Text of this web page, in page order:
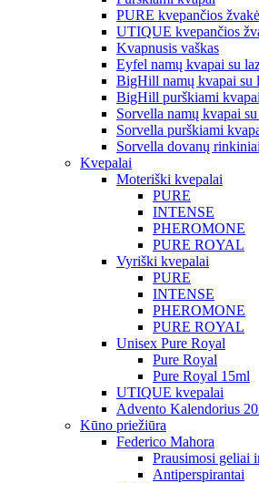
PURE kvepančios
UTIQUE kvepančios
Kvapnusis vaškas
Eyfel namų kvapai su
BigHill namų kvapai su
BigHill purškiami kvapai
Sorvella namų kvapai
Sorvella purškiami
Sorvella dovanų rinkiniai
Kvepalai
Moteriški kvepalai
PURE
INTENSE
PHEROMONE
PURE ROYAL
Vyriški kvepalai
PURE
INTENSE
PHEROMONE
PURE ROYAL
Unisex Pure Royal
Pure Royal
Pure Royal 15ml
UTIQUE kvepalai
Advento Kalendorius
Kūno priežiūra
Federico Mahora
Prausimosi geliai
Antiperspirantai